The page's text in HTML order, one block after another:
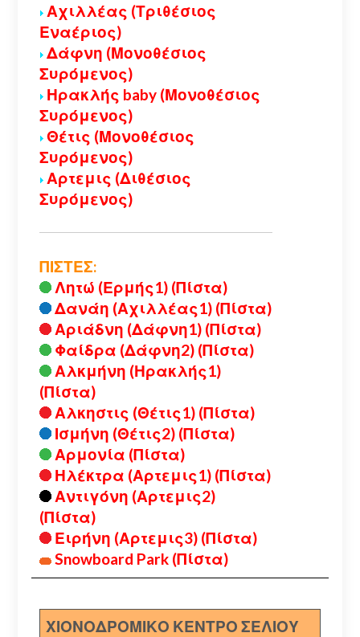
Αχιλλέας (Τριθέσιος
Εναέριος)
Δάφνη (Μονοθέσιος
Συρόμενος)
Ηρακλής baby (Μονοθέσιος
Συρόμενος)
Θέτις (Μονοθέσιος
Συρόμενος)
Αρτεμις (Διθέσιος
Συρόμενος)
ΠΙΣΤΕΣ:
Λητώ (Ερμής1) (Πίστα)
Δανάη (Αχιλλέας1) (Πίστα)
Αριάδνη (Δάφνη1) (Πίστα)
Φαίδρα (Δάφνη2) (Πίστα)
Αλκμήνη (Ηρακλής1)
(Πίστα)
Αλκηστις (Θέτις1) (Πίστα)
Ισμήνη (Θέτις2) (Πίστα)
Αρμονία (Πίστα)
Ηλέκτρα (Αρτεμις1) (Πίστα)
Αντιγόνη (Αρτεμις2)
(Πίστα)
Ειρήνη (Αρτεμις3) (Πίστα)
Snowboard Park (Πίστα)
ΧΙΟΝΟΔΡΟΜΙΚΟ ΚΕΝΤΡΟ ΣΕΛΙΟΥ